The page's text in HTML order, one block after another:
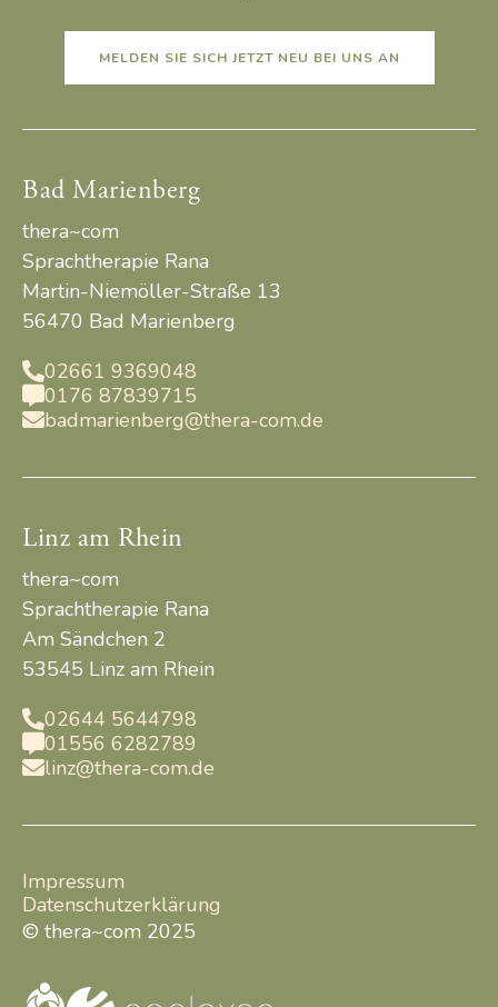
MELDEN SIE SICH JETZT NEU BEI UNS AN
Bad Marienberg
thera~com
Sprachtherapie Rana
Martin-Niemöller-Straße 13
56470 Bad Marienberg
02661 9369048
0176 87839715
badmarienberg@thera-com.de
Linz am Rhein
thera~com
Sprachtherapie Rana
Am Sändchen 2
53545 Linz am Rhein
02644 5644798
01556 6282789
linz@thera-com.de
Impressum
Datenschutzerklärung
© thera~com 2025